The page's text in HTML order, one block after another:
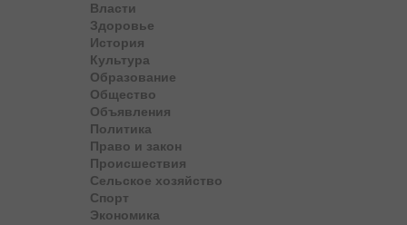
Власти
Здоровье
История
Культура
Образование
Общество
Объявления
Политика
Право и закон
Происшествия
Сельское хозяйство
Спорт
Экономика